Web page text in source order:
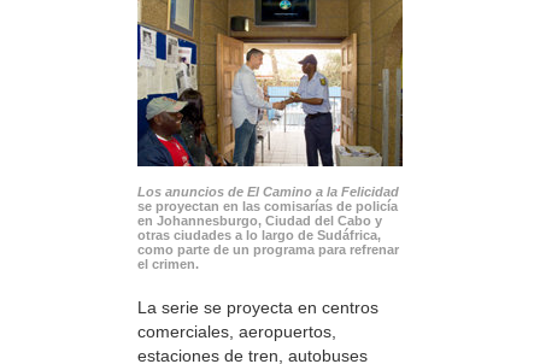
Los anuncios de El Camino a la Felicidad
se proyectan en las comisarías de policía
en Johannesburgo, Ciudad del Cabo y
otras ciudades a lo largo de Sudáfrica,
como parte de un programa para refrenar
el crimen.
La serie se proyecta en centros
comerciales, aeropuertos,
estaciones de tren, autobuses